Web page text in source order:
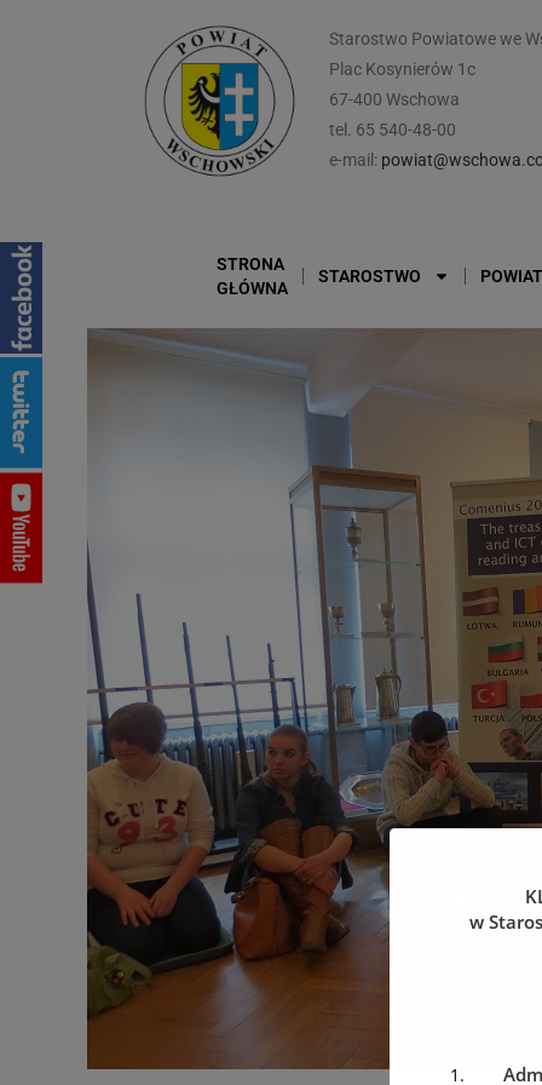
Starostwo Powiatowe we
Plac Kosynierów 1c
67-400 Wschowa
tel. 65 540-48-00
e-mail:
STRONA
GŁÓWNA
STAROSTWO POWIAT
w